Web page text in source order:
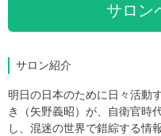
サロン
サロン紹介
明日の日本のために日々活動
き（矢野義昭）が、自衛官時
し、混迷の世界で錯綜する情